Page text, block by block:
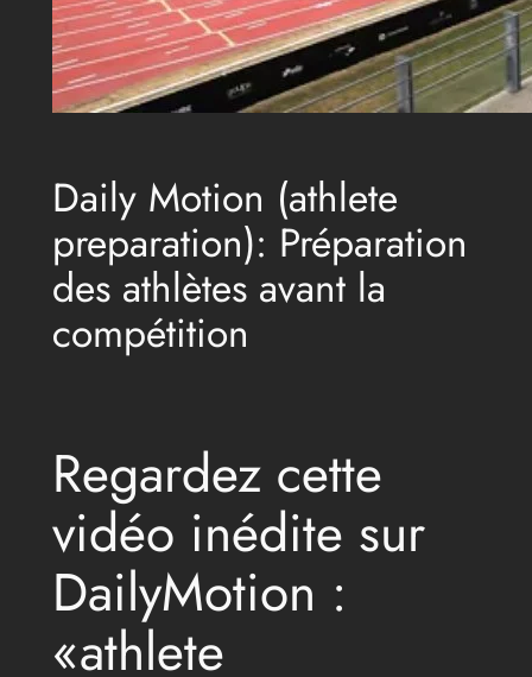
Daily Motion (athlete
preparation): Préparation
des athlètes avant la
compétition
Regardez cette
vidéo inédite sur
DailyMotion :
«athlete